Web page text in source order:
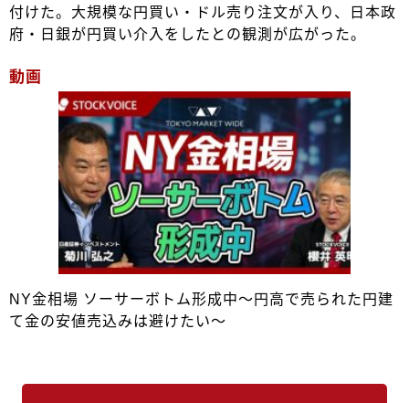
付けた。大規模な円買い・ドル売り注文が入り、日本政
府・日銀が円買い介入をしたとの観測が広がった。
動画
NY金相場 ソーサーボトム形成中～円高で売られた円建
て金の安値売込みは避けたい～